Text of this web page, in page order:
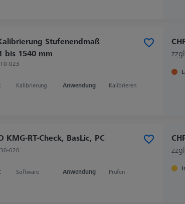
Stufenendmaß
bis 1540 mm
023
Kalibrierung Anwendung Kalibrieren
KMG-RT-Check, BasLic, PC
020
Software Anwendung Prüfen